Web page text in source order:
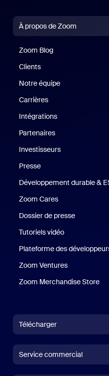
À propos de Zoom
Zoom Blog
Clients
Notre équipe
Carrières
Intégrations
Partenaires
Investisseurs
Presse
Développement durable &
Zoom Cares
Dossier de presse
Tutoriels vidéo
Plateforme des
Zoom Ventures
Zoom Merchandise Store
Télécharger
Application Zoom Rooms
Service commercial